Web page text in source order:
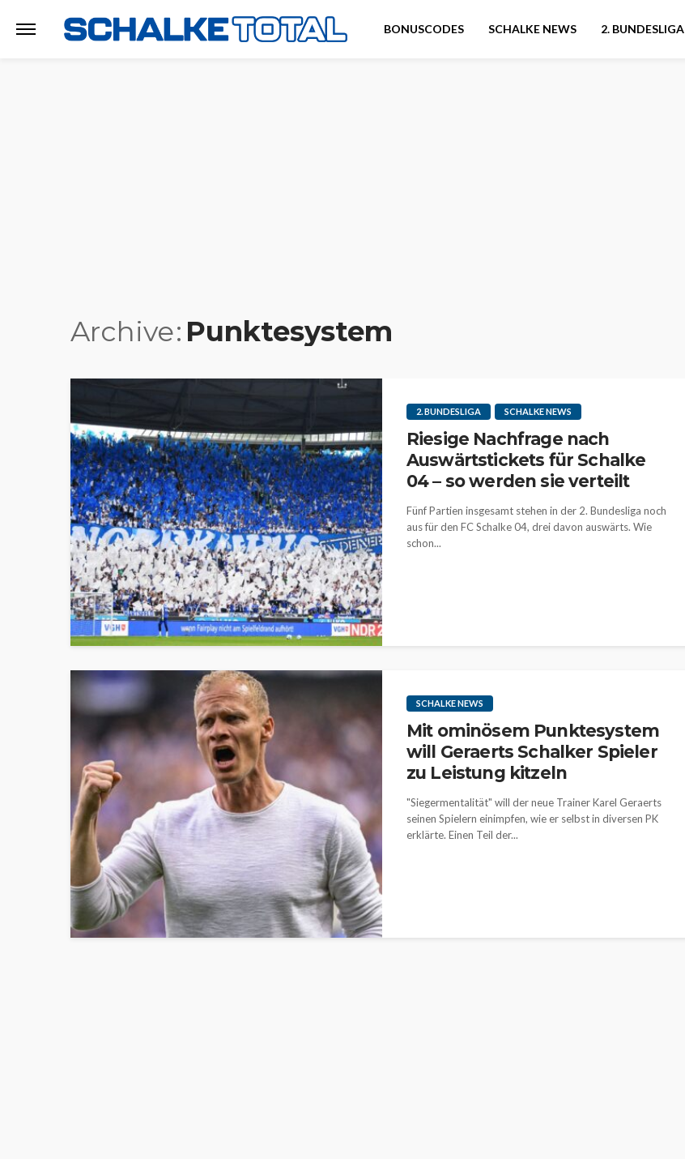
BONUSCODES SCHALKE NEWS 2. BUNDESLIGA
Archive Punktesystem
2. BUNDESLIGA SCHALKE NEWS
Riesige Nachfrage nach
Auswärtstickets für Schalke
04 – so werden sie verteilt
Fünf Partien insgesamt stehen in der 2. Bundesliga noch
aus für den FC Schalke 04, drei davon auswärts. Wie
schon...
SCHALKE NEWS
Mit ominösem Punktesystem
will Geraerts Schalker Spieler
zu Leistung kitzeln
"Siegermentalität" will der neue Trainer Karel Geraerts
seinen Spielern einimpfen, wie er selbst in diversen PK
erklärte. Einen Teil der...